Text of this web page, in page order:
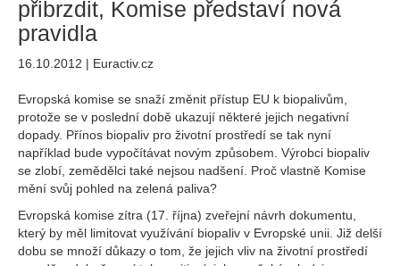
přibrzdit, Komise představí nová
pravidla
16.10.2012 | Euractiv.cz
Evropská komise se snaží změnit přístup EU k biopalivům,
protože se v poslední době ukazují některé jejich negativní
dopady. Přínos biopaliv pro životní prostředí se tak nyní
například bude vypočítávat novým způsobem. Výrobci biopaliv
se zlobí, zemědělci také nejsou nadšení. Proč vlastně Komise
mění svůj pohled na zelená paliva?
Evropská komise zítra (17. října) zveřejní návrh dokumentu,
který by měl limitovat využívání biopaliv v Evropské unii. Již delší
dobu se množí důkazy o tom, že jejich vliv na životní prostředí